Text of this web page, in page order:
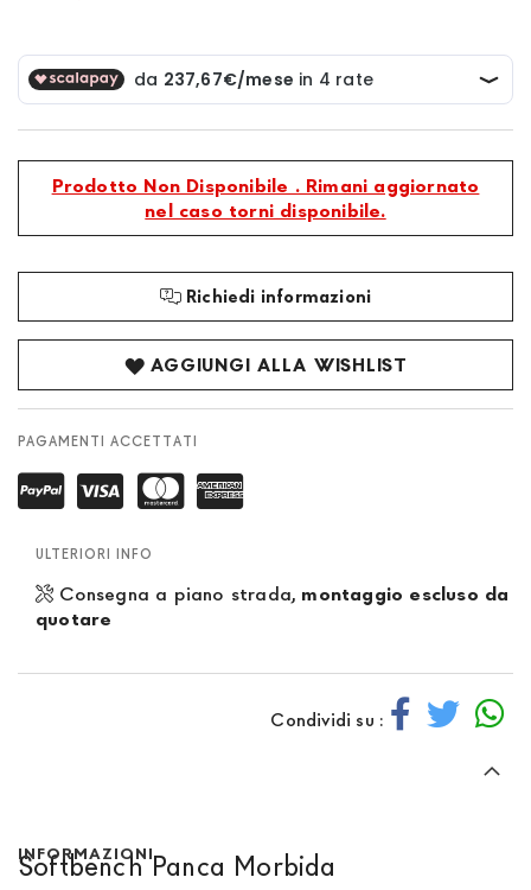
Prodotto Non Disponibile . Rimani aggiornato
nel caso torni disponibile.
Richiedi informazioni
AGGIUNGI ALLA WISHLIST
PAGAMENTI ACCETTATI
ULTERIORI INFO
Consegna a piano strada, montaggio escluso da
quotare
Condividi su :
INFORMAZIONI
Softbench Panca Morbida